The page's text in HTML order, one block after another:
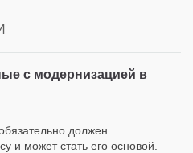
с модернизацией в
должен
и может стать его основой.